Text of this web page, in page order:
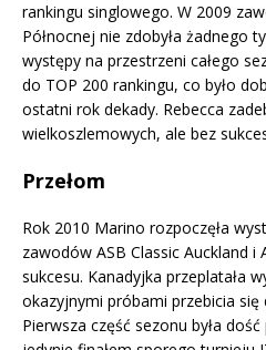
rankingu singlowego. W 2009
Północnej nie zdobyła żadnego
występy na przestrzeni całego
do TOP 200 rankingu, co było
ostatni rok dekady. Rebecca
wielkoszlemowych, ale bez
Przełom
Rok 2010 Marino rozpoczęła
zawodów ASB Classic Auckland
sukcesu. Kanadyjka przeplatała
okazyjnymi próbami przebicia się
Pierwsza część sezonu była